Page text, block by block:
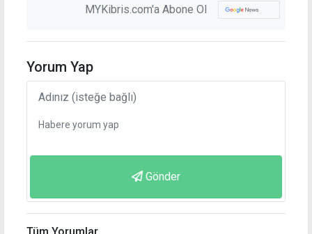
MYKibris.com'a Abone Ol
Yorum Yap
Gönder
Tüm Yorumlar